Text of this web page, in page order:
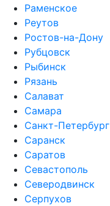
Раменское
Реутов
Ростов-на-Дону
Рубцовск
Рыбинск
Рязань
Салават
Самара
Санкт-Петербург
Саранск
Саратов
Севастополь
Северодвинск
Серпухов